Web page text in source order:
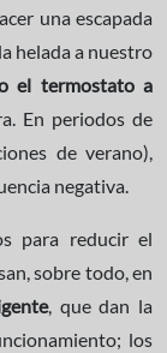
una escapada
helada a nuestro
el termostato a
En periodos de
de verano),
negativa.
para reducir el
sobre todo, en
, que dan la
los